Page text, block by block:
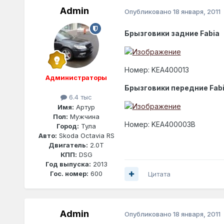
Admin
Администраторы
6.4 тыс
Имя: Артур
Пол: Мужчина
Город: Тула
Авто: Skoda Octavia RS
Двигатель: 2.0T
КПП: DSG
Год выпуска: 2013
Гос. номер: 600
Опубликовано 18 января, 2011
Брызговики задние Fabia
Номер: KEA400013
Брызговики передние
Номер: KEA400003B
Цитата
Admin Опубликовано 18 января, 2011